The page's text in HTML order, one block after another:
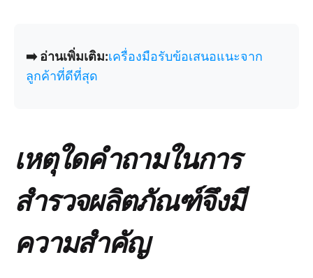
➡️ อ่านเพิ่มเติม:เครื่องมือรับข้อเสนอแนะจาก
ลูกค้าที่ดีที่สุด
เหตุใดคำถามในการ
สำรวจผลิตภัณฑ์จึงมี
ความสำคัญ